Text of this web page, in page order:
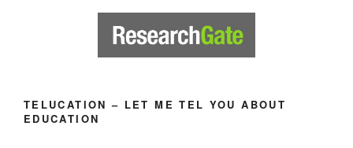
TELUCATION – LET ME TEL YOU ABOUT
EDUCATION